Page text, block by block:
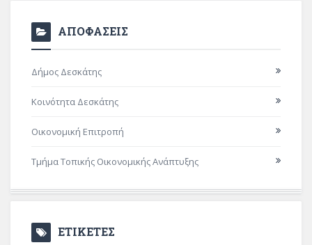
ΑΠΟΦΑΣΕΙΣ
Δήμος Δεσκάτης
Κοινότητα Δεσκάτης
Οικονομική Επιτροπή
Τμήμα Τοπικής Οικονομικής Ανάπτυξης
ΕΤΙΚΕΤΕΣ